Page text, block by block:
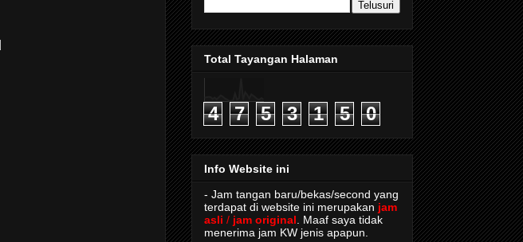
Total Tayangan Halaman
4 7 5 3 1 5 0
Info Website ini
- Jam tangan baru/bekas/second yang
terdapat di website ini merupakan jam
asli / jam original . Maaf saya tidak
menerima jam KW jenis apapun.